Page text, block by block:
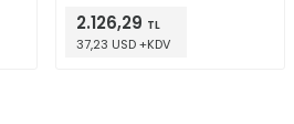
2.126,29 TL
37,23 USD +KDV